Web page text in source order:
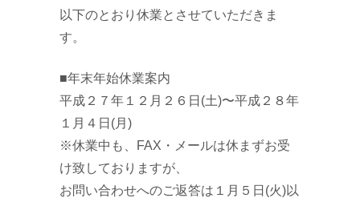
以下のとおり休業とさせていただきま
す。
■年末年始休業案内
平成２７年１２月２６日(土)〜平成２８年
１月４日(月)
※休業中も、FAX・メールは休まずお受
け致しておりますが、
お問い合わせへのご返答は１月５日(火)以